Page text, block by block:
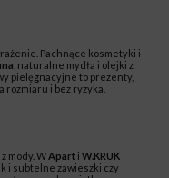
Pachnące kosmetyki i
, naturalne mydła i olejki z
pielęgnacyjne to prezenty,
rozmiaru i bez ryzyka.
mody. WApart i W.KRUK
i subtelne zawieszki czy